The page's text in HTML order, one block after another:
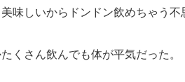
味しいからドンドン飲めちゃう不
くさん飲んでも体が平気だった。